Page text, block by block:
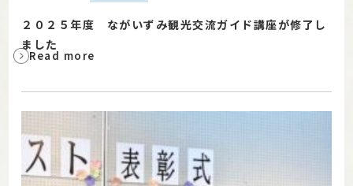
２０２５年度 ながいずみ観光交流ガイド講座が修了し
ました
Read more